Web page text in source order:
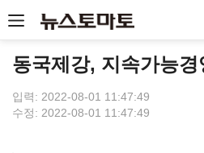
동국제강, 지속가능
입력: 2022-08-01 11:47:49
수정: 2022-08-01 11:47:49